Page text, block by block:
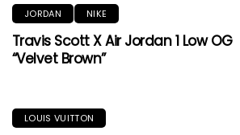
JORDAN NIKE
Travis Scott X Air Jordan 1 Low OG
“Velvet Brown”
LOUIS VUITTON